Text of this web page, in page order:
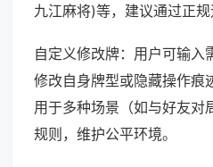
九江麻将)等，建议通过正规
自定义修改牌：用户可输入
修改自身牌型或隐藏操作痕
用于多种场景（如与好友对
规则，维护公平环境。